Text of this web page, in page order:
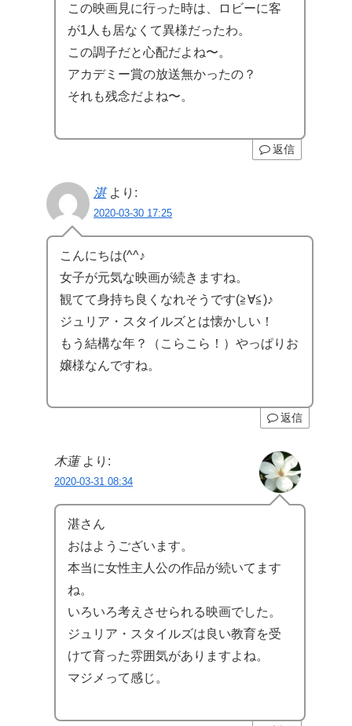
この映画見に行った時は、ロビーに客
が1人も居なくて異様だったわ。
この調子だと心配だよね〜。
アカデミー賞の放送無かったの？
それも残念だよね〜。
返信
湛 より:
2020-03-30 17:25
こんにちは(^^♪
女子が元気な映画が続きますね。
観てて身持ち良くなれそうです(≧∀≦)♪
ジュリア・スタイルズとは懐かしい！
もう結構な年？（こらこら！）やっぱりお
嬢様なんですね。
返信
木蓮 より:
2020-03-31 08:34
湛さん
おはようございます。
本当に女性主人公の作品が続いてます
ね。
いろいろ考えさせられる映画でした。
ジュリア・スタイルズは良い教育を受
けて育った雰囲気がありますよね。
マジメって感じ。